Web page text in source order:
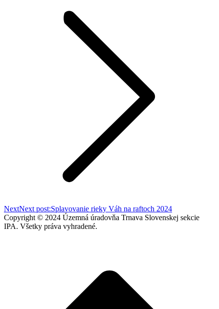
NextNext post:Splavovanie rieky Váh na raftoch 2024
Copyright © 2024 Územná úradovňa Trnava Slovenskej sekcie
IPA. Všetky práva vyhradené.